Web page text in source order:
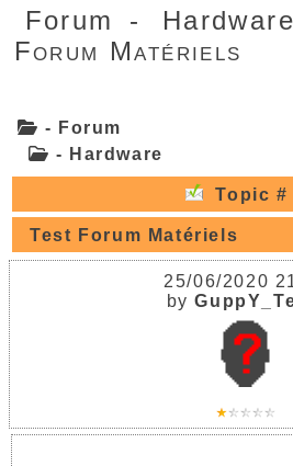
Forum - Hardware
Forum Matériels
- Forum
- Hardware
Topic #
Test Forum Matériels
25/06/2020
by